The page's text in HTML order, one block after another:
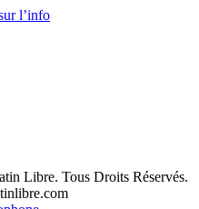
l’info
Libre. Tous Droits Réservés.